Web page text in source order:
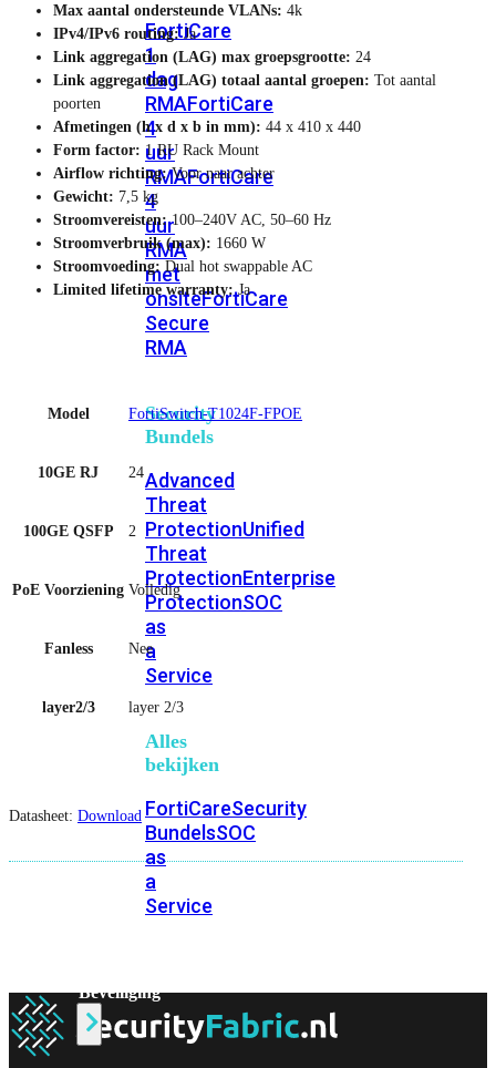
FortiCare
1
dag
RMAFortiCare
4
uur
RMAFortiCare
4
uur
RMA
met
onsiteFortiCare
Secure
RMA
Security
Bundels
Advanced
Threat
ProtectionUnified
Threat
ProtectionEnterprise
ProtectionSOC
as
a
Service
Alles
bekijken
FortiCareSecurity
BundelsSOC
as
a
Service
Beveiliging
Max aantal ondersteunde VLANs: 4k
IPv4/IPv6 routing:Ja
Link aggregation (LAG) max groepsgrootte: 24
Link aggregation (LAG) totaal aantal groepen: Tot aantal
poorten
Afmetingen (h x d x b in mm): 44 x 410 x 440
Form factor: 1 RU Rack Mount
Airflow richting:Voor naar achter
Gewicht: 7,5 kg
Stroomvereisten:100–240V AC, 50–60 Hz
Stroomverbruik (max): 1660 W
Stroomvoeding: Dual hot swappable AC
Limited lifetime warranty:Ja
Model FortiSwitch-T1024F-FPOE
10GE RJ 24
100GE QSFP 2
PoE Voorziening Volledig
Fanless Nee
layer2/3 layer 2/3
Datasheet: Download